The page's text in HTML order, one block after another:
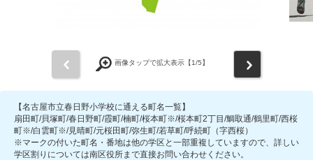
画像タップで拡大表示【1/5】
【名古屋市立春日野小学校に通える町名一覧】
扇田町/貝塚町/春日野町/霞町/楠町/桜本町※/桜本町2丁目/鯛取通/鶴里町/西桜
町※/白雲町※/見晴町/元桜田町/弥生町/若草町/呼続町（字西桜）
※マークの付いた町名・番地は他の学区と一部重複していますので、詳しい
学区割りについては南区役所まで直接お問い合わせください。